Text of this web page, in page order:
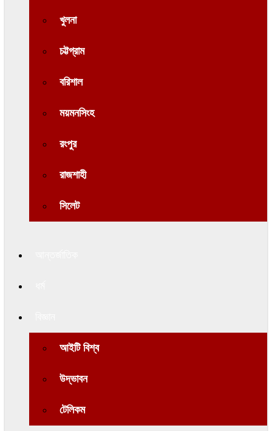
খুলনা
চট্টগ্রাম
বরিশাল
ময়মনসিংহ
রংপুর
রাজশাহী
সিলেট
আইটি বিশ্ব
উদ্ভাবন
টেলিকম